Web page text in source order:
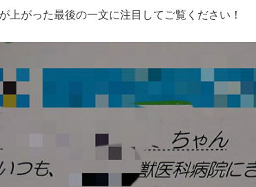
上がった最後の一文に注目してご覧ください！